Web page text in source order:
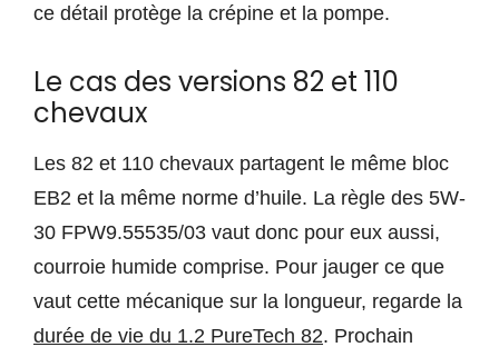
ce détail protège la crépine et la pompe.
Le cas des versions 82 et 110
chevaux
Les 82 et 110 chevaux partagent le même bloc
EB2 et la même norme d’huile. La règle des 5W-
30 FPW9.55535/03 vaut donc pour eux aussi,
courroie humide comprise. Pour jauger ce que
vaut cette mécanique sur la longueur, regarde la
durée de vie du 1.2 PureTech 82. Prochain